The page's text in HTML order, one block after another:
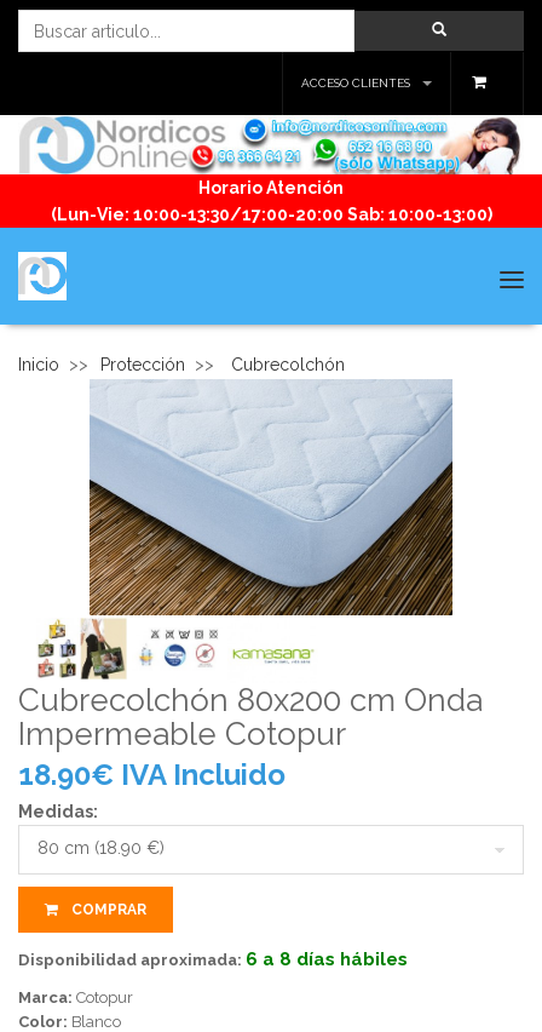
ACCESO CLIENTES
Horario Atención
(Lun-Vie: 10:00-13:30/17:00-20:00 Sab: 10:00-13:00)
Inicio >> Protección >> Cubrecolchón
Cubrecolchón 80x200 cm Onda
Impermeable Cotopur
18.90€ IVA Incluido
Medidas:
COMPRAR
Disponibilidad aproximada: 6 a 8 días hábiles
Marca: Cotopur
Color: Blanco